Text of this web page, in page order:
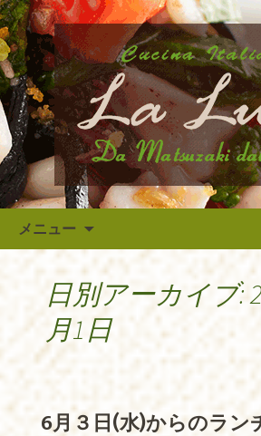
府中のイタリア料
チェ』の最新情報
府中市、国分寺、調布な
タリア料理『ラ・ルー
です。旬の食材の入荷情
ュー・限定メニューな
アルバイトさんや調理
情報まで幅広く当店の
たします。
メニュー
日別アーカイブ:
月1日
6月３日(水)からのラン